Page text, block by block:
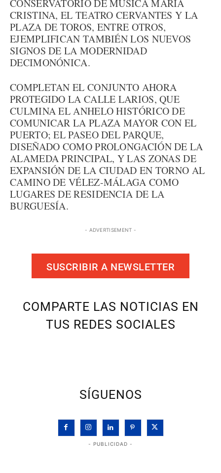
CONSERVATORIO DE MÚSICA MARÍA
CRISTINA, EL TEATRO CERVANTES Y LA
PLAZA DE TOROS, ENTRE OTROS,
EJEMPLIFICAN TAMBIÉN LOS NUEVOS
SIGNOS DE LA MODERNIDAD
DECIMONÓNICA.
COMPLETAN EL CONJUNTO AHORA
PROTEGIDO LA CALLE LARIOS, QUE
CULMINA EL ANHELO HISTÓRICO DE
COMUNICAR LA PLAZA MAYOR CON EL
PUERTO; EL PASEO DEL PARQUE,
DISEÑADO COMO PROLONGACIÓN DE LA
ALAMEDA PRINCIPAL, Y LAS ZONAS DE
EXPANSIÓN DE LA CIUDAD EN TORNO AL
CAMINO DE VÉLEZ-MÁLAGA COMO
LUGARES DE RESIDENCIA DE LA
BURGUESÍA.
- ADVERTISEMENT -
SUSCRIBIR A NEWSLETTER
COMPARTE LAS NOTICIAS EN
TUS REDES SOCIALES
SÍGUENOS
- PUBLICIDAD -